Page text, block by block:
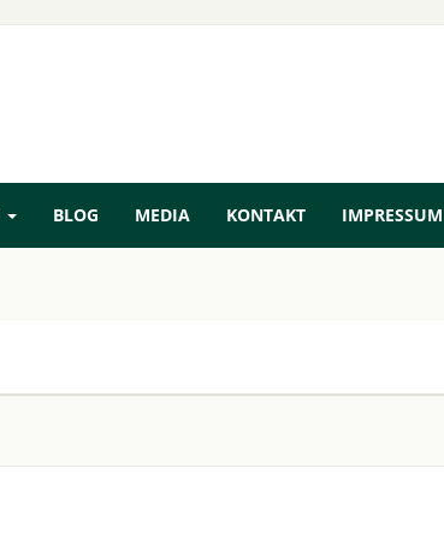
BLOG MEDIA KONTAKT IMPRESSUM